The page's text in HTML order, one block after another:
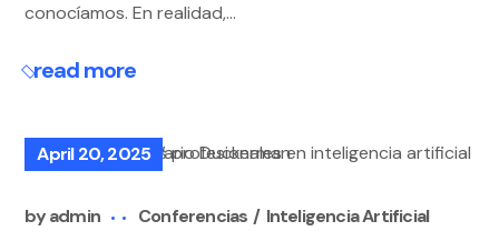
conocíamos. En realidad,...
read more
April 20, 2025
byadmin Conferencias Inteligencia Artificial